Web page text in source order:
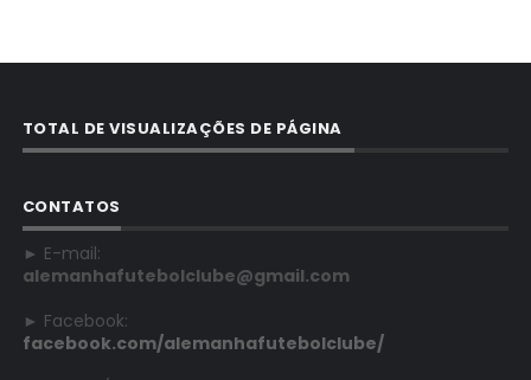
TOTAL DE VISUALIZAÇÕES DE PÁGINA
CONTATOS
► E-mail:
alemanhafutebolclube@gmail.com
► Facebook:
facebook.com/alemanhafutebolclube/